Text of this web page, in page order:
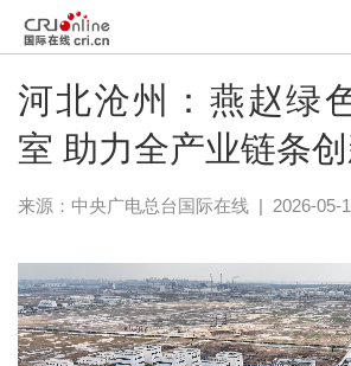
河北沧州：燕赵绿
室 助力全产业链条
来源：中央广电总台国际在线| 2026-05-